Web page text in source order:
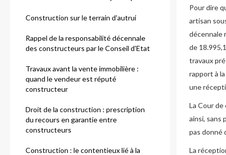
Construction sur le terrain d'autrui
Rappel de la responsabilité décennale
des constructeurs par le Conseil d'Etat
Travaux avant la vente immobilière :
quand le vendeur est réputé
constructeur
Droit de la construction : prescription
du recours en garantie entre
constructeurs
Construction : le contentieux lié à la
Pour dire
artisan
décennale
de
travaux
rapport à
une
La Cour
ainsi, sans
pas donné
La